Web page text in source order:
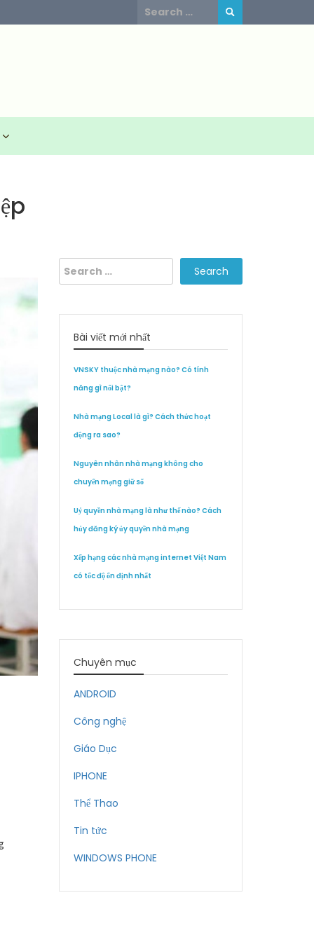
Search
for:
Search
for:
Bài viết mới nhất
VNSKY thuộc nhà mạng nào? Có tính
năng gì nổi bật?
Nhà mạng Local là gì? Cách thức hoạt
động ra sao?
Nguyên nhân nhà mạng không cho
chuyển mạng giữ số
Uỷ quyền nhà mạng là như thế nào? Cách
hủy đăng ký ủy quyền nhà mạng
Xếp hạng các nhà mạng internet Việt Nam
có tốc độ ổn định nhất
Chuyên mục
ANDROID
Công nghệ
Giáo Dục
IPHONE
Thể Thao
Tin tức
WINDOWS PHONE